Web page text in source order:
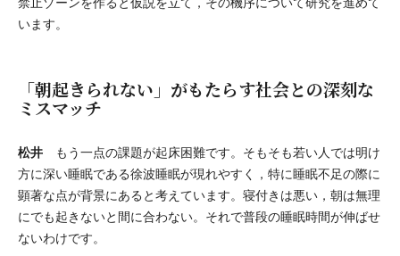
います。
「朝起きられない」がもたらす社会との深刻な
ミスマッチ
松井 もう一点の課題が起床困難です。そもそも若い人では明け
方に深い睡眠である徐波睡眠が現れやすく，特に睡眠不足の際に
顕著な点が背景にあると考えています。寝付きは悪い，朝は無理
にでも起きないと間に合わない。それで普段の睡眠時間が伸ばせ
ないわけです。